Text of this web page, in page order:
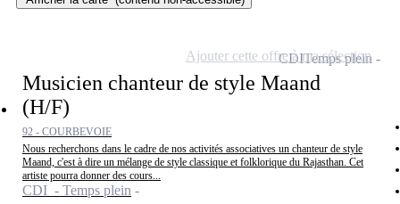
Musicien chanteur de style Maand
(H/F)
92 - COURBEVOIE
Nous recherchons dans le cadre de nos activités associatives un chanteur de style
Maand, c'est à dire un mélange de style classique et folklorique du Rajasthan. Cet
artiste pourra donner des cours...
CDI - Temps plein
CDITemps plein
Ajouter cette offre à ma sélection